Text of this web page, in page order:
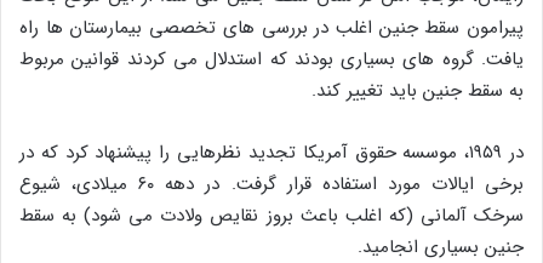
پیرامون سقط جنین اغلب در بررسی‌ های تخصصی بیمارستان‌ ها راه
یافت. گروه‌ های بسیاری بودند که استدلال می‌ کردند قوانین مربوط
به سقط جنین باید تغییر کند.
در ۱۹۵۹، موسسه حقوق آمریکا تجدید نظرهایی را پیشنهاد کرد که در
برخی ایالات مورد استفاده قرار گرفت. در دهه ۶۰ میلادی، شیوع
سرخک آلمانی (که اغلب باعث بروز نقایص ولادت می‌ شود) به سقط
جنین بسیاری انجامید.